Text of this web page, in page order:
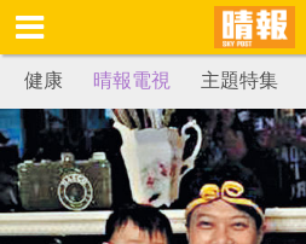
健康 晴報電視 主題特集